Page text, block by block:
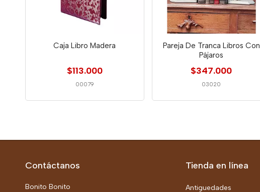
Caja Libro Madera
$113.000
00079
Pareja De Tranca Libros Con
Pájaros
$347.000
03020
Contáctanos
Bonito Bonito
Tienda en línea
Antiguedades